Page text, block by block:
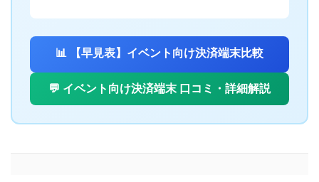
📊 【早見表】イベント向け決済端末比較
💬 イベント向け決済端末 口コミ・詳細解説